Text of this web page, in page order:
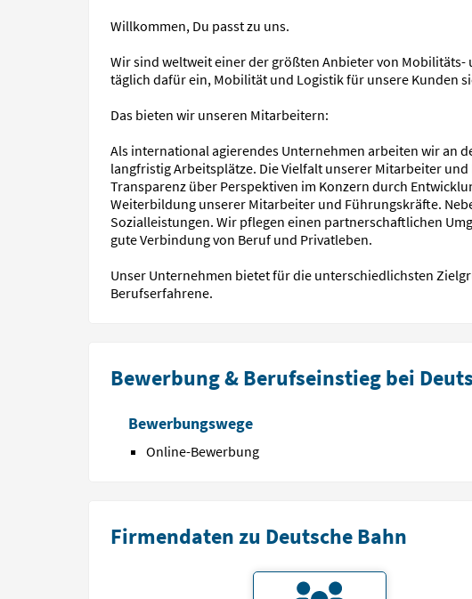
Willkommen, Du passt zu uns.
Wir sind weltweit einer der größten Anbieter von
täglich dafür ein, Mobilität und Logistik für unsere Kunden
Das bieten wir unseren Mitarbeitern:
Als international agierendes Unternehmen arbeiten wir an
langfristig Arbeitsplätze. Die Vielfalt unserer Mitarbeiter
Transparenz über Perspektiven im Konzern durch
Weiterbildung unserer Mitarbeiter und Führungskräfte.
Sozialleistungen. Wir pflegen einen partnerschaftlichen
gute Verbindung von Beruf und Privatleben.
Unser Unternehmen bietet für die unterschiedlichsten
Berufserfahrene.
Bewerbung & Berufseinstieg bei
Bewerbungswege
Online-Bewerbung
Firmendaten zu Deutsche Bahn